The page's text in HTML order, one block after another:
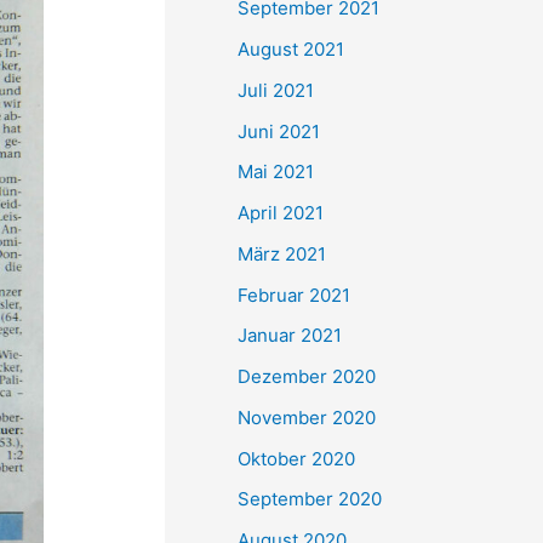
h
:
September 2021
August 2021
Juli 2021
Juni 2021
Mai 2021
April 2021
März 2021
Februar 2021
Januar 2021
Dezember 2020
November 2020
Oktober 2020
September 2020